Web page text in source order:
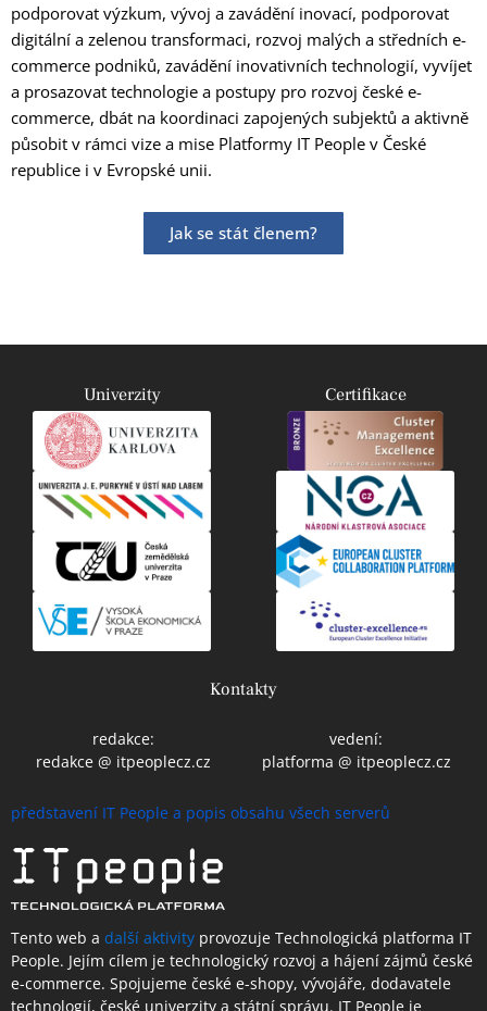
podporovat výzkum, vývoj a zavádění inovací, podporovat
digitální a zelenou transformaci, rozvoj malých a středních e-
commerce podniků, zavádění inovativních technologií, vyvíjet
a prosazovat technologie a postupy pro rozvoj české e-
commerce, dbát na koordinaci zapojených subjektů a aktivně
působit v rámci vize a mise Platformy IT People v České
republice i v Evropské unii.
Jak se stát členem?
Univerzity Certifikace
Kontakty
redakce:
redakce @ itpeoplecz.cz
vedení:
platforma @ itpeoplecz.cz
představení IT People a popis obsahu všech serverů
Tento web a další aktivity provozuje Technologická platforma IT
People. Jejím cílem je technologický rozvoj a hájení zájmů české
e-commerce. Spojujeme české e-shopy, vývojáře, dodavatele
technologií, české univerzity a státní správu. IT People je